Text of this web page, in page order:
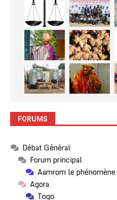
FORUMS
Débat Général
Forum principal
Aamrom le
Agora
Togo